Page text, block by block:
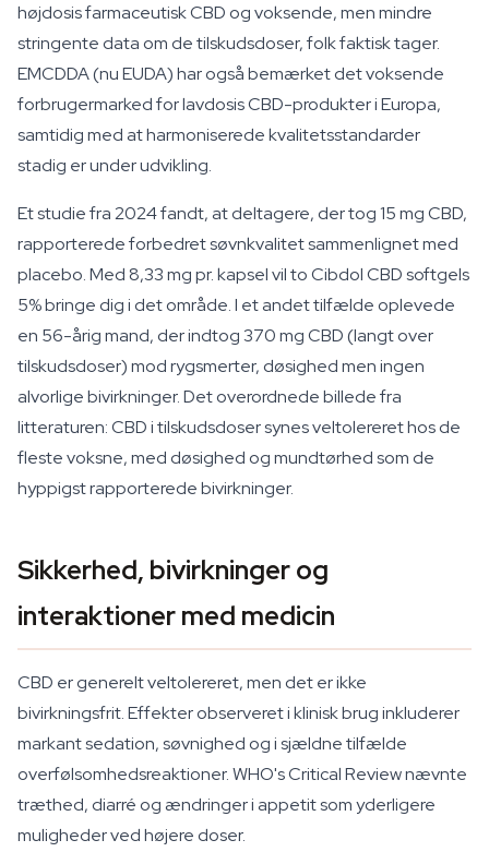
højdosis farmaceutisk CBD og voksende, men mindre
stringente data om de tilskudsdoser, folk faktisk tager.
EMCDDA (nu EUDA) har også bemærket det voksende
forbrugermarked for lavdosis CBD-produkter i Europa,
samtidig med at harmoniserede kvalitetsstandarder
stadig er under udvikling.
Et studie fra 2024 fandt, at deltagere, der tog 15 mg CBD,
rapporterede forbedret søvnkvalitet sammenlignet med
placebo. Med 8,33 mg pr. kapsel vil to Cibdol CBD softgels
5% bringe dig i det område. I et andet tilfælde oplevede
en 56-årig mand, der indtog 370 mg CBD (langt over
tilskudsdoser) mod rygsmerter, døsighed men ingen
alvorlige bivirkninger. Det overordnede billede fra
litteraturen: CBD i tilskudsdoser synes veltolereret hos de
fleste voksne, med døsighed og mundtørhed som de
hyppigst rapporterede bivirkninger.
Sikkerhed, bivirkninger og
interaktioner med medicin
CBD er generelt veltolereret, men det er ikke
bivirkningsfrit. Effekter observeret i klinisk brug inkluderer
markant sedation, søvnighed og i sjældne tilfælde
overfølsomhedsreaktioner. WHO's Critical Review nævnte
træthed, diarré og ændringer i appetit som yderligere
muligheder ved højere doser.